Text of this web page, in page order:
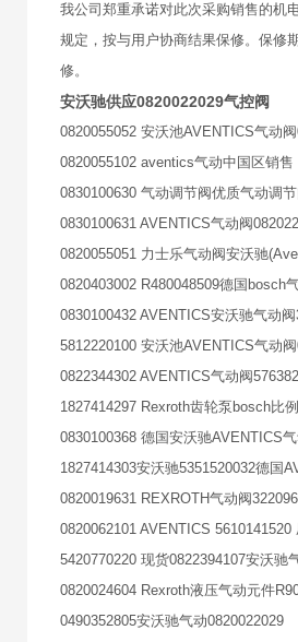
我公司郑重承诺对此次采购销售的机
规定，按与用户协商结果保修。保修
修。
安沃驰供应0820022029气控阀
0820055052 安沃池AVENTICS气动
0820055102 aventics气动中国区销售
0830100630 气动调节阀优质气动调
0830100631 AVENTICS气动阀
0820055051 力士乐气动阀安沃驰
0820403002 R480048509德国bosch
0830100432 AVENTICS安沃驰气动
5812220100 安沃池AVENTICS气动
0822344302 AVENTICS气动阀
1827414297 Rexroth齿轮泵bosch比
0830100368 德国安沃驰AVENTICS
1827414303安沃驰5351520032德国
0820019631 REXROTH气动阀
0820062101 AVENTICS
5420770220 现货0822394107安沃驰
0820024604 Rexroth液压气动元件
0490352805安沃驰气动0820022029